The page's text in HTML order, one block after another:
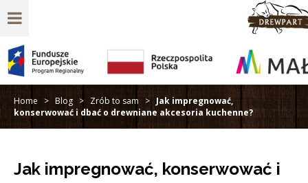
Home > Blog > Zrób to sam > Jak impregnować,
konserwować i dbać o drewniane akcesoria kuchenne?
Jak impregnować, konserwować i